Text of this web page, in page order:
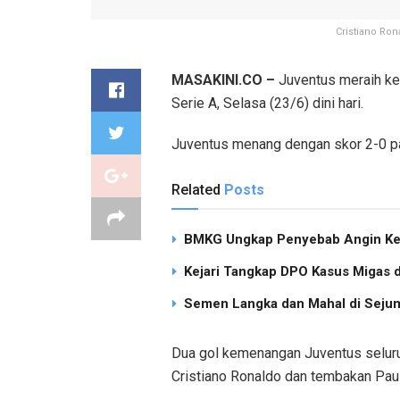
Cristiano
MASAKINI.CO – Juventus meraih
Serie A, Selasa (23/6) dini hari.
Juventus menang dengan skor 2-0
Related Posts
BMKG Ungkap Penyebab Angin
Kejari Tangkap DPO Kasus Migas
Semen Langka dan Mahal di
Dua gol kemenangan Juventus
Cristiano Ronaldo dan tembakan